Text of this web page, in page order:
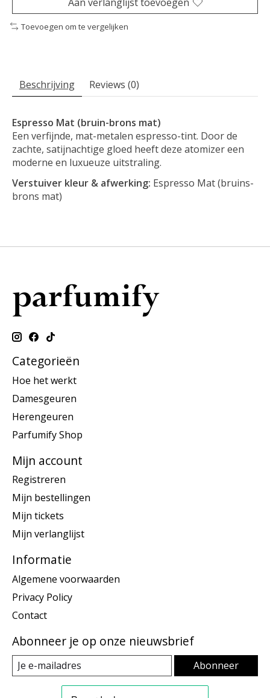
Toevoegen om te vergelijken
Beschrijving Reviews (0)
Espresso Mat (bruin-brons mat)
Een verfijnde, mat-metalen espresso-tint. Door de
zachte, satijnachtige gloed heeft deze atomizer een
moderne en luxueuze uitstraling.
Verstuiver kleur & afwerking: Espresso Mat (bruins-
brons mat)
Categorieën
Hoe het werkt
Damesgeuren
Herengeuren
Parfumify Shop
Mijn account
Registreren
Mijn bestellingen
Mijn tickets
Mijn verlanglijst
Informatie
Algemene voorwaarden
Privacy Policy
Contact
Abonneer je op onze nieuwsbrief
Abonneer